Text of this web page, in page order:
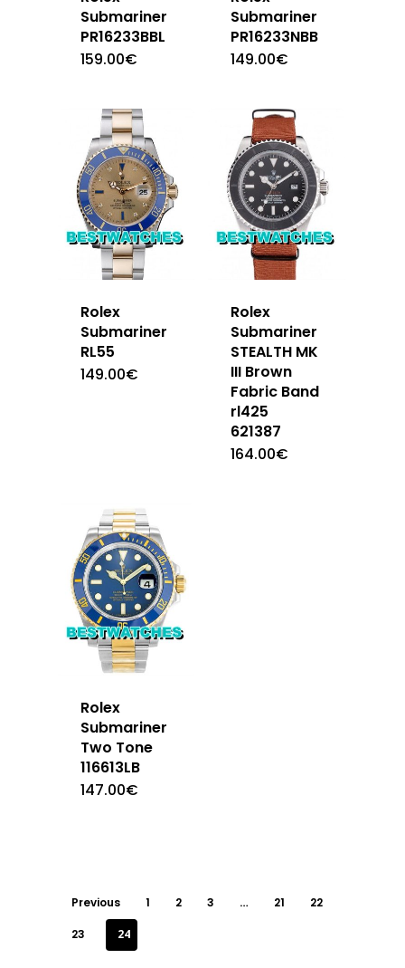
Submariner
PR16233BBL
159.00€
Submariner
PR16233NBB
149.00€
Rolex
Submariner
RL55
149.00€
Rolex
Submariner
STEALTH MK
III Brown
Fabric Band
rl425
621387
164.00€
Rolex
Submariner
Two Tone
116613LB
147.00€
Previous 1 2 3 … 21 22
23 24